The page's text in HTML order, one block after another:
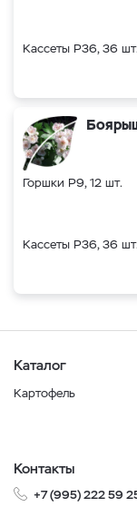
Кассеты Р36, 36 шт.
Горшки Р9, 12 шт.
Кассеты Р36, 36 шт.
Каталог
Картофель
Контакты
+7 (995) 222 59